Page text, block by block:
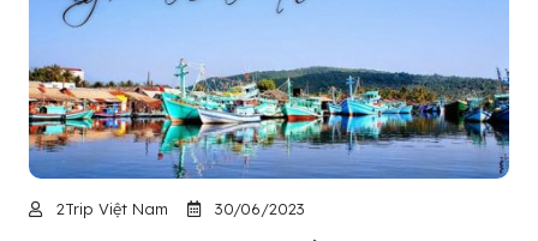
2Trip Việt Nam 30/06/2023